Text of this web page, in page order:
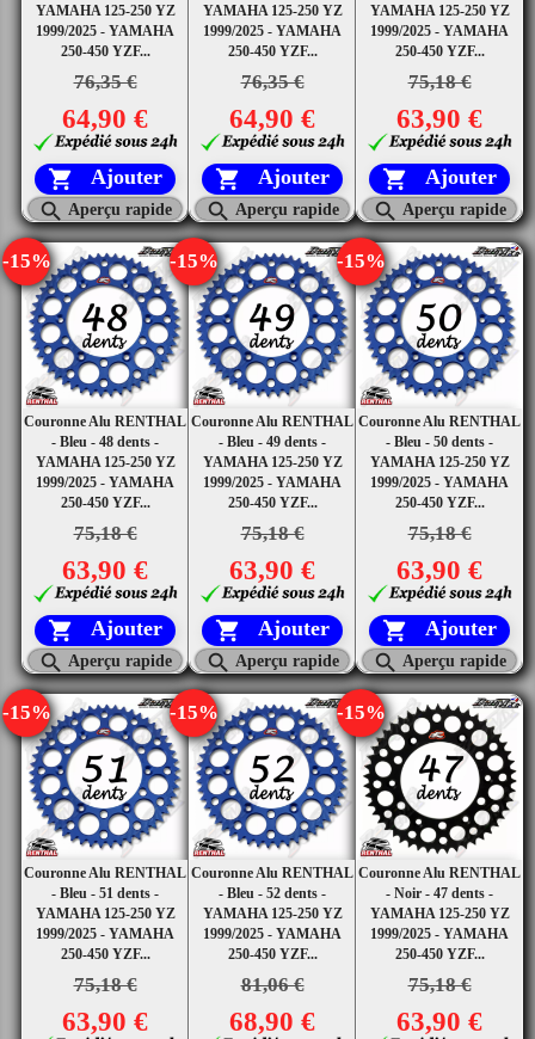
YAMAHA 125-250 YZ
1999/2025 - YAMAHA
250-450 YZF...
76,35 €
64,90 €
 Ajouter
 Aperçu rapide
YAMAHA 125-250 YZ
1999/2025 - YAMAHA
250-450 YZF...
76,35 €
64,90 €
 Ajouter
 Aperçu rapide
YAMAHA 125-250 YZ
1999/2025 - YAMAHA
250-450 YZF...
75,18 €
63,90 €
 Ajouter
 Aperçu rapide
Couronne Alu RENTHAL
- Bleu - 48 dents -
YAMAHA 125-250 YZ
1999/2025 - YAMAHA
250-450 YZF...
75,18 €
-15%
63,90 €
 Ajouter
 Aperçu rapide
Couronne Alu RENTHAL
- Bleu - 49 dents -
YAMAHA 125-250 YZ
1999/2025 - YAMAHA
250-450 YZF...
75,18 €
-15%
63,90 €
 Ajouter
 Aperçu rapide
Couronne Alu RENTHAL
- Bleu - 50 dents -
YAMAHA 125-250 YZ
1999/2025 - YAMAHA
250-450 YZF...
75,18 €
-15%
63,90 €
 Ajouter
 Aperçu rapide
Couronne Alu RENTHAL
- Bleu - 51 dents -
YAMAHA 125-250 YZ
1999/2025 - YAMAHA
250-450 YZF...
75,18 €
-15%
63,90 €
Couronne Alu RENTHAL
- Bleu - 52 dents -
YAMAHA 125-250 YZ
1999/2025 - YAMAHA
250-450 YZF...
81,06 €
-15%
68,90 €
Couronne Alu RENTHAL
- Noir - 47 dents -
YAMAHA 125-250 YZ
1999/2025 - YAMAHA
250-450 YZF...
75,18 €
-15%
63,90 €